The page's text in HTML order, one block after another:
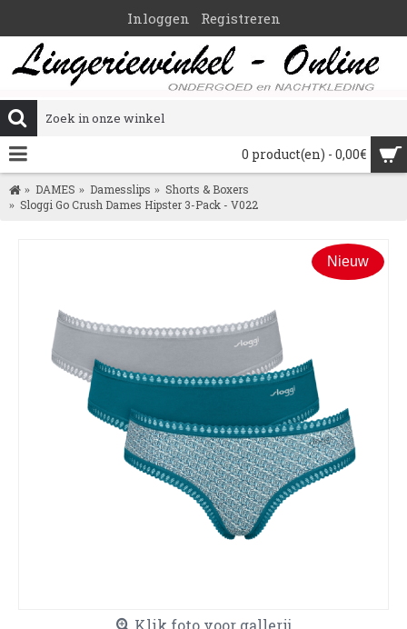
Inloggen Registreren
0 product(en) - 0,00€
DAMES Damesslips
Shorts & Boxers
Sloggi Go Crush Dames Hipster 3-Pack - V022
Nieuw
Klik foto voor gallerij